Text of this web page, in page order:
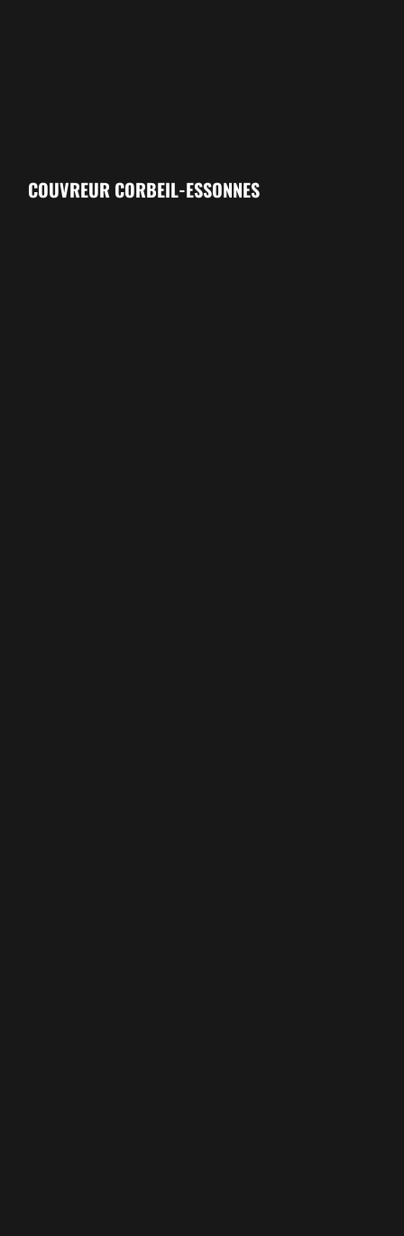
COUVREUR CORBEIL-ESSONNES